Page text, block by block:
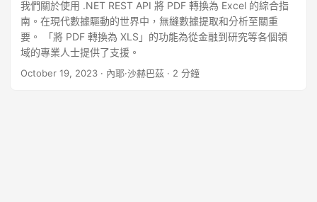
我們關於使用 .NET REST API 將 PDF 轉換為 Excel 的綜合指
南。在現代數據驅動的世界中，無縫數據提取和分析至關重
要。 「將 PDF 轉換為 XLS」的功能為從金融到研究等各個領
域的專業人士提供了支援。
October 19, 2023 · 內耶·沙赫巴茲 · 2 分鐘